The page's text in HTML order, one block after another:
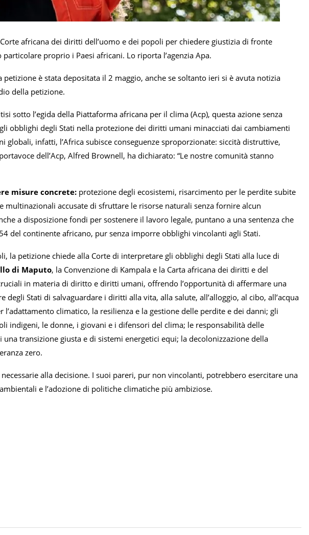
africana dei diritti dell’uomo e dei popoli per chiedere giustizia di fronte
proprio i Paesi africani. Lo riporta l’agenzia Apa.
è stata depositata il 2 maggio, anche se soltanto ieri si è avuta notizia
della petizione.
sotto l’egida della Piattaforma africana per il clima (Acp), questa azione senza
obblighi degli Stati nella protezione dei diritti umani minacciati dai cambiamenti
infatti, l’Africa subisce conseguenze sproporzionate: siccità distruttive,
dell’Acp, Alfred Brownell, ha dichiarato: “Le nostre comunità stanno
misure concrete: protezione degli ecosistemi, risarcimento per le perdite subite
accusate di sfruttare le risorse naturali senza fornire alcun
a disposizione fondi per sostenere il lavoro legale, puntano a una sentenza che
del continente africano, pur senza imporre obblighi vincolanti agli Stati.
la petizione chiede alla Corte di interpretare gli obblighi degli Stati alla luce di
di Maputo, la Convenzione di Kampala e la Carta africana dei diritti e del
in materia di diritto e diritti umani, offrendo l’opportunità di affermare una
Stati di salvaguardare i diritti alla vita, alla salute, all’alloggio, al cibo, all’acqua
climatico, la resilienza e la gestione delle perdite e dei danni; gli
indigeni, le donne, i giovani e i difensori del clima; le responsabilità delle
transizione giusta e di sistemi energetici equi; la decolonizzazione della
zero.
alla decisione. I suoi pareri, pur non vincolanti, potrebbero esercitare una
e l’adozione di politiche climatiche più ambiziose.